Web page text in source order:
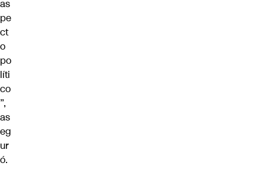
as
pe
ct
o
po
líti
co
”,
as
eg
ur
ó.